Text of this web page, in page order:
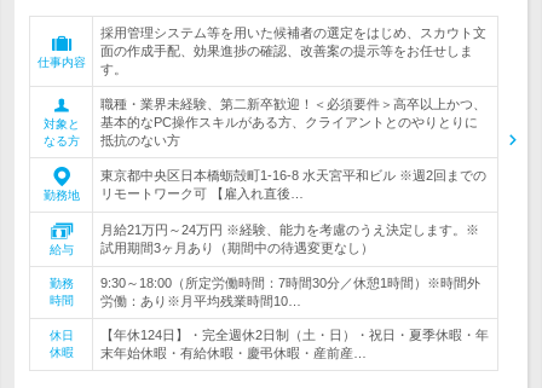
仕事内容
採用管理システム等を用いた候補者の選定をはじめ、スカウト文
面の作成手配、効果進捗の確認、改善案の提示等をお任せしま
す。
対象と
なる方
職種・業界未経験、第二新卒歓迎！＜必須要件＞高卒以上かつ、
基本的なPC操作スキルがある方、クライアントとのやりとりに
抵抗のない方
勤務地
東京都中央区日本橋蛎殻町1-16-8 水天宮平和ビル ※週2回までの
リモートワーク可 【雇入れ直後…
給与
月給21万円～24万円 ※経験、能力を考慮のうえ決定します。※
試用期間3ヶ月あり（期間中の待遇変更なし）
勤務
時間
9:30～18:00（所定労働時間：7時間30分／休憩1時間）※時間外
労働：あり※月平均残業時間10…
休日
休暇
【年休124日】・完全週休2日制（土・日）・祝日・夏季休暇・年
末年始休暇・有給休暇・慶弔休暇・産前産…